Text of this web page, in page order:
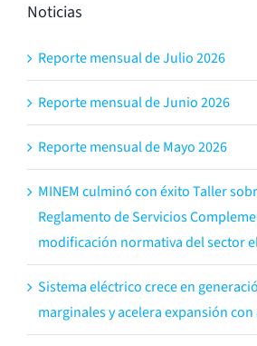
Noticias
Reporte mensual de Julio 2026
Reporte mensual de Junio 2026
Reporte mensual de Mayo 2026
MINEM culminó con éxito Taller
Reglamento de Servicios
modificación normativa del sector
Sistema eléctrico crece en
marginales y acelera expansión